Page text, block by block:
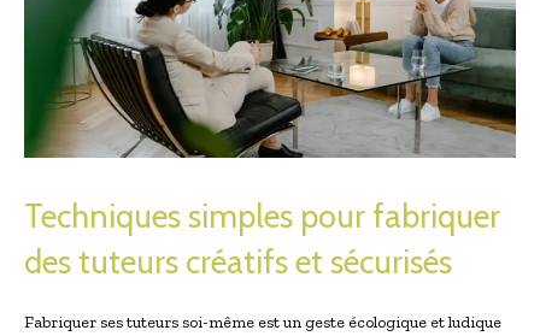
Techniques simples pour fabriquer
des tuteurs créatifs et sécurisés
Fabriquer ses tuteurs soi-même est un geste écologique et ludique